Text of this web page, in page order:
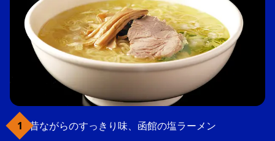
昔ながらのすっきり味、函館の塩ラーメン